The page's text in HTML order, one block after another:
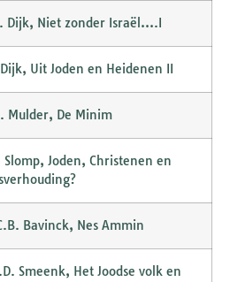
Dijk, Niet zonder Israël….I
Uit Joden en Heidenen II
Mulder, De Minim
Joden, Christenen en
Bavinck, Nes Ammin
Smeenk, Het Joodse volk en